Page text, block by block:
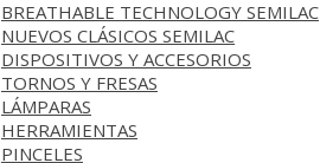
BREATHABLE TECHNOLOGY SEMILAC
NUEVOS CLÁSICOS SEMILAC
DISPOSITIVOS Y ACCESORIOS
TORNOS Y FRESAS
LÁMPARAS
HERRAMIENTAS
PINCELES